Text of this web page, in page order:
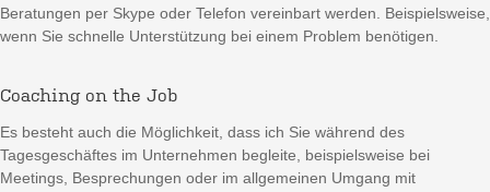
Beratungen per Skype oder Telefon vereinbart werden. Beispielsweise,
wenn Sie schnelle Unterstützung bei einem Problem benötigen.
Coaching on the Job
Es besteht auch die Möglichkeit, dass ich Sie während des
Tagesgeschäftes im Unternehmen begleite, beispielsweise bei
Meetings, Besprechungen oder im allgemeinen Umgang mit